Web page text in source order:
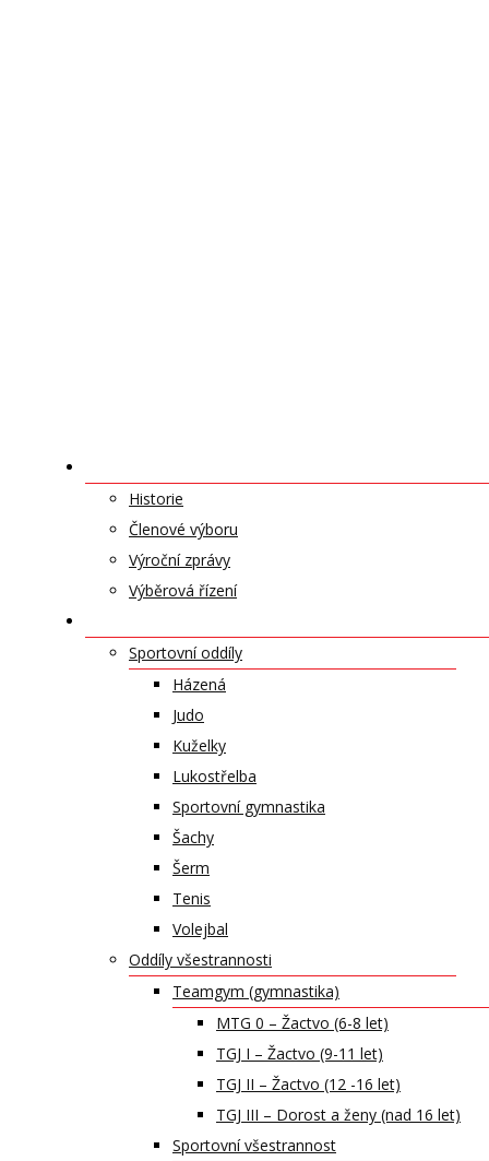
Historie
Členové výboru
Výroční zprávy
Výběrová řízení
Sportovní oddíly
Házená
Judo
Kuželky
Lukostřelba
Sportovní gymnastika
Šachy
Šerm
Tenis
Volejbal
Oddíly všestrannosti
Teamgym (gymnastika)
MTG 0 – Žactvo (6-8 let)
TGJ I – Žactvo (9-11 let)
TGJ II – Žactvo (12 -16 let)
TGJ III – Dorost a ženy (nad 16 let)
Sportovní všestrannost